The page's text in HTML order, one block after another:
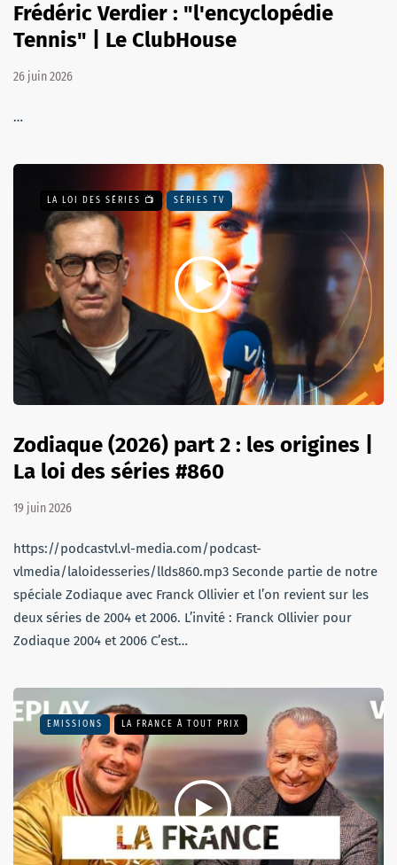
Frédéric Verdier : "l'encyclopédie
Tennis" | Le ClubHouse
26 juin 2026
…
LA LOI DES SÉRIES 📺 SÉRIES TV
Zodiaque (2026) part 2 : les origines |
La loi des séries #860
19 juin 2026
https://podcastvl.vl-media.com/podcast-
vlmedia/laloidesseries/llds860.mp3 Seconde partie de notre
spéciale Zodiaque avec Franck Ollivier et l’on revient sur les
deux séries de 2004 et 2006. L’invité : Franck Ollivier pour
Zodiaque 2004 et 2006 C’est…
EMISSIONS LA FRANCE À TOUT PRIX